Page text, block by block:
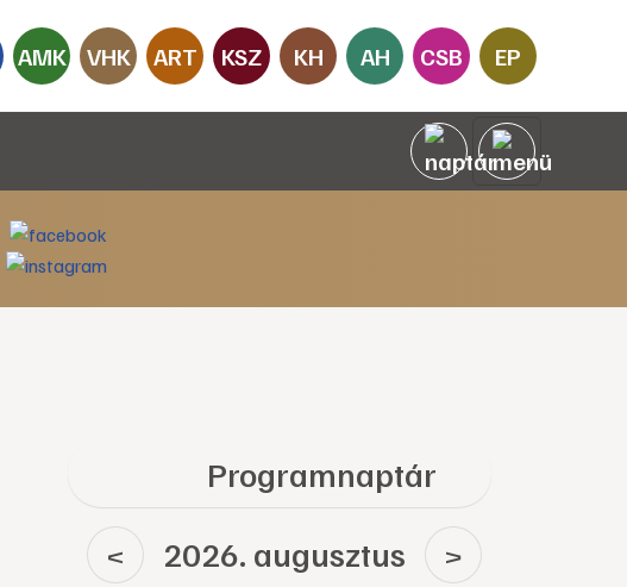
AMK VHK ART KSZ KH AH CSB EP
Programnaptár
< 2026. augusztus >